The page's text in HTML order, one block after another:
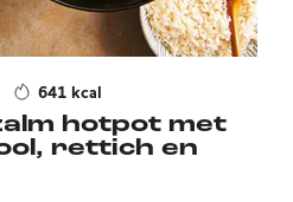
641 kcal
hotpot met
rettich en